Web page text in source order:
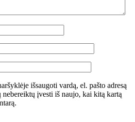
išsaugoti vardą, el. pašto adresą
įvesti iš naujo, kai kitą kartą